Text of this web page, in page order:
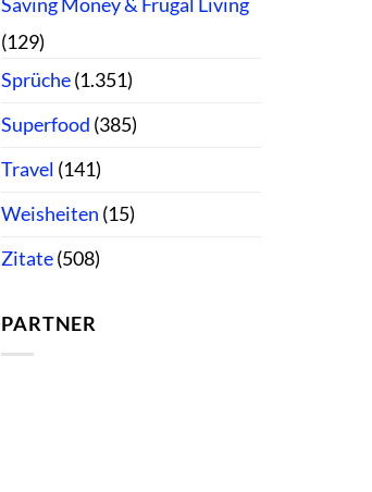
Saving Money & Frugal Living
(129)
Sprüche(1.351)
Superfood (385)
Travel (141)
Weisheiten (15)
Zitate(508)
PARTNER